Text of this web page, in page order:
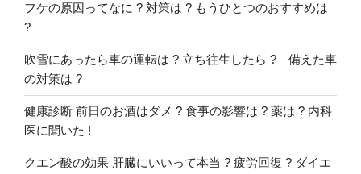
フケの原因ってなに ? 対策は ? もうひとつのおすすめは
?
吹雪にあったら車の運転は ? 立ち往生したら ? 備えた車
の対策は ?
健康診断 前日のお酒はダメ ? 食事の影響は ? 薬は ? 内科
医に聞いた !
クエン酸の効果 肝臓にいいって本当 ? 疲労回復 ? ダイエ